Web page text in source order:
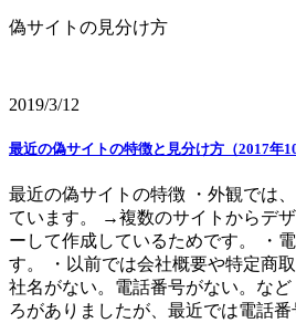
偽サイトの見分け方
2019/3/12
最近の偽サイトの特徴と見分け方（2017年10
最近の偽サイトの特徴 ・外観では
ています。 →複数のサイトからデ
ーして作成しているためです。 ・
す。 ・以前では会社概要や特定商
社名がない。電話番号がない。な
ろがありましたが、最近では電話